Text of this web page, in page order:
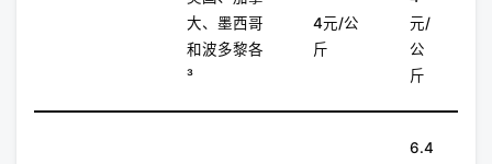
大、墨西哥
和波多黎各
³
4元/公
斤
元/
公
斤
6.4